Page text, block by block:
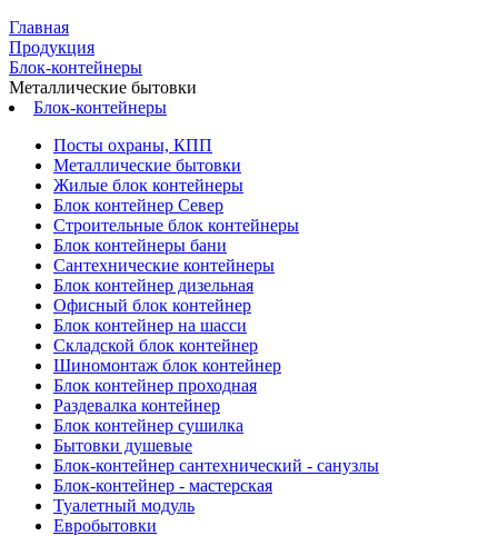
Главная
Продукция
Блок-контейнеры
Металлические бытовки
Блок-контейнеры
Посты охраны, КПП
Металлические бытовки
Жилые блок контейнеры
Блок контейнер Север
Строительные блок контейнеры
Блок контейнеры бани
Сантехнические контейнеры
Блок контейнер дизельная
Офисный блок контейнер
Блок контейнер на шасси
Складской блок контейнер
Шиномонтаж блок контейнер
Блок контейнер проходная
Раздевалка контейнер
Блок контейнер сушилка
Бытовки душевые
Блок-контейнер сантехнический - санузлы
Блок-контейнер - мастерская
Туалетный модуль
Евробытовки